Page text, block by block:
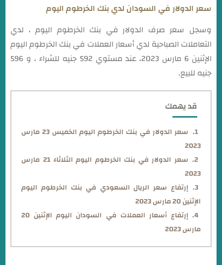
سعر الدولار في السودان لدي بنك الخرطوم اليوم
وسجل سعر صرف الدولار في بنك الخرطوم اليوم ، لدي
التعاملات الصباحية لدي أسعار العملات في بنك الخرطوم اليوم
الإثنين 6 مارس 2023، عند مستوي 592 جنيه للشراء ، و 596
جنيه للبيع.
قد يهمك
سعر الدولار في بنك الخرطوم اليوم الخميس 23 مارس
2023
سعر الدولار في بنك الخرطوم اليوم الثلاثاء 21 مارس
2023
إرتفاع سعر الريال السعودي في بنك الخرطوم اليوم
الإثنين 20 مارس 2023
إرتفاع أسعار العملات في السودان اليوم الإثنين 20
مارس 2023